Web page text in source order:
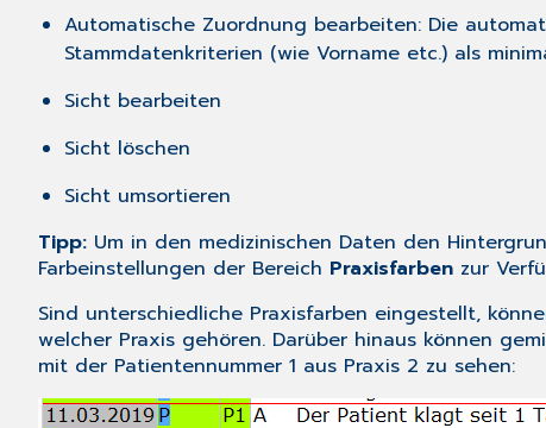
Automatische Zuordnung bearbeiten: Die
Stammdatenkriterien (wie Vorname etc.) als
Sicht bearbeiten
Sicht löschen
Sicht umsortieren
Tipp: Um in den medizinischen Daten den
Farbeinstellungen der Bereich Praxisfarben zur
Sind unterschiedliche Praxisfarben eingestellt,
welcher Praxis gehören. Darüber hinaus können
mit der Patientennummer 1 aus Praxis 2 zu sehen: